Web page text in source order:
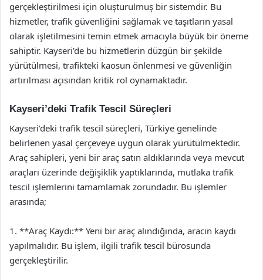
gerçekleştirilmesi için oluşturulmuş bir sistemdir. Bu
hizmetler, trafik güvenliğini sağlamak ve taşıtların yasal
olarak işletilmesini temin etmek amacıyla büyük bir öneme
sahiptir. Kayseri’de bu hizmetlerin düzgün bir şekilde
yürütülmesi, trafikteki kaosun önlenmesi ve güvenliğin
artırılması açısından kritik rol oynamaktadır.
Kayseri’deki Trafik Tescil Süreçleri
Kayseri’deki trafik tescil süreçleri, Türkiye genelinde
belirlenen yasal çerçeveye uygun olarak yürütülmektedir.
Araç sahipleri, yeni bir araç satın aldıklarında veya mevcut
araçları üzerinde değişiklik yaptıklarında, mutlaka trafik
tescil işlemlerini tamamlamak zorundadır. Bu işlemler
arasında;
1. **Araç Kaydı:** Yeni bir araç alındığında, aracın kaydı
yapılmalıdır. Bu işlem, ilgili trafik tescil bürosunda
gerçekleştirilir.